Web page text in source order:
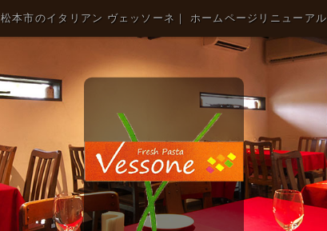
松本市のイタリアン ヴェッソーネ｜ ホームページリニューアル